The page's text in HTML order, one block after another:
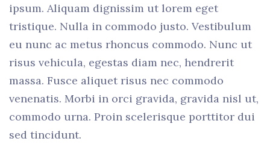
ipsum. Aliquam dignissim ut lorem eget
tristique. Nulla in commodo justo. Vestibulum
eu nunc ac metus rhoncus commodo. Nunc ut
risus vehicula, egestas diam nec, hendrerit
massa. Fusce aliquet risus nec commodo
venenatis. Morbi in orci gravida, gravida nisl ut,
commodo urna. Proin scelerisque porttitor dui
sed tincidunt.